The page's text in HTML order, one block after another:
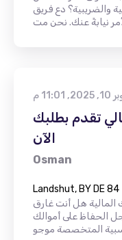
والضريبية؟ دع فريق
م
تقدم بطلبك
الآن
Osman
Landshut, BY DE 84
هل أنت غارق
الحفاظ على أموالك